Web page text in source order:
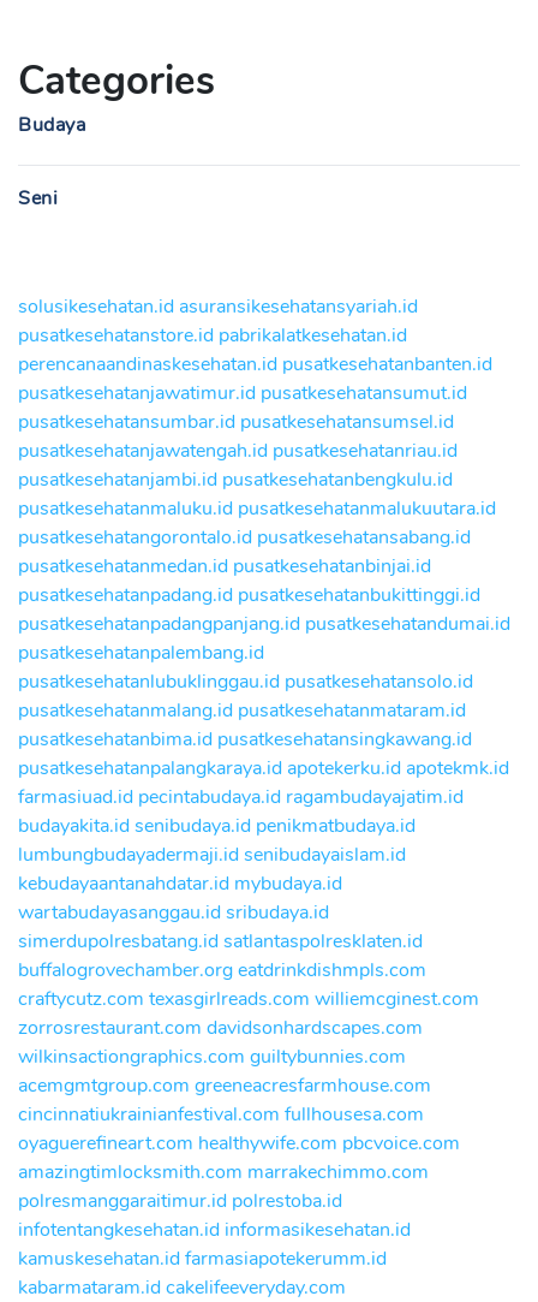
Categories
Budaya
Seni
solusikesehatan.id asuransikesehatansyariah.id
pusatkesehatanstore.id pabrikalatkesehatan.id
perencanaandinaskesehatan.id pusatkesehatanbanten.id
pusatkesehatanjawatimur.id pusatkesehatansumut.id
pusatkesehatansumbar.id pusatkesehatansumsel.id
pusatkesehatanjawatengah.id pusatkesehatanriau.id
pusatkesehatanjambi.id pusatkesehatanbengkulu.id
pusatkesehatanmaluku.id pusatkesehatanmalukuutara.id
pusatkesehatangorontalo.id pusatkesehatansabang.id
pusatkesehatanmedan.id pusatkesehatanbinjai.id
pusatkesehatanpadang.id pusatkesehatanbukittinggi.id
pusatkesehatanpadangpanjang.id pusatkesehatandumai.id
pusatkesehatanpalembang.id
pusatkesehatanlubuklinggau.id pusatkesehatansolo.id
pusatkesehatanmalang.id pusatkesehatanmataram.id
pusatkesehatanbima.id pusatkesehatansingkawang.id
pusatkesehatanpalangkaraya.id apotekerku.id apotekmk.id
farmasiuad.id pecintabudaya.id ragambudayajatim.id
budayakita.idsenibudaya.id penikmatbudaya.id
lumbungbudayadermaji.idsenibudayaislam.id
kebudayaantanahdatar.id mybudaya.id
wartabudayasanggau.idsribudaya.id
simerdupolresbatang.idsatlantaspolresklaten.id
buffalogrovechamber.orgeatdrinkdishmpls.com
craftycutz.com texasgirlreads.com williemcginest.com
zorrosrestaurant.com davidsonhardscapes.com
wilkinsactiongraphics.com guiltybunnies.com
acemgmtgroup.com greeneacresfarmhouse.com
cincinnatiukrainianfestival.com fullhousesa.com
oyaguerefineart.com healthywife.com pbcvoice.com
amazingtimlocksmith.com marrakechimmo.com
polresmanggaraitimur.id polrestoba.id
infotentangkesehatan.id informasikesehatan.id
kamuskesehatan.idfarmasiapotekerumm.id
kabarmataram.idcakelifeeveryday.com